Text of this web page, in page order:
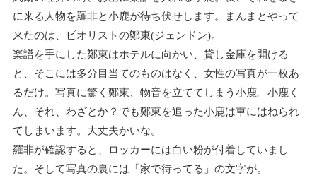
に来る人物を羅非と小鹿が待ち伏せします。まんまとやって
来たのは、ビオリストの鄭東(ジェンドン)。
楽譜を手にした鄭東はホテルに向かい、貸し金庫を開ける
と、そこには多分目当てのものはなく、女性の写真が一枚あ
るだけ。写真に驚く鄭東、物音を立ててしまう小鹿。小鹿く
ん、それ、わざとか？でも鄭東を追った小鹿は車にはねられ
てしまいます。大丈夫かいな。
羅非が確認すると、ロッカーには白い粉が付着していまし
た。そして写真の裏には「家で待ってる」の文字が。